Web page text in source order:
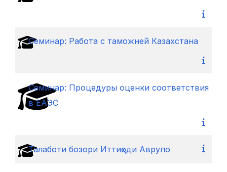
Cеминар: Работа с таможней Казахстана
Cеминар: Процедуры оценки соответствия
в ЕАЭС
Талаботи бозори Иттиҳоди Аврупо